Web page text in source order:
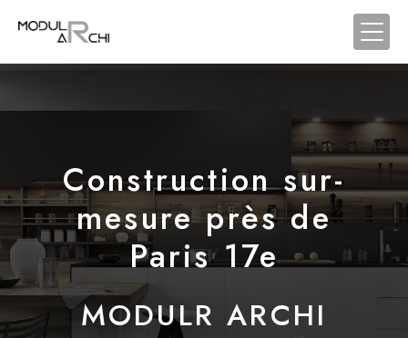
Construction sur-
mesure près de
Paris 17e
MODULR ARCHI